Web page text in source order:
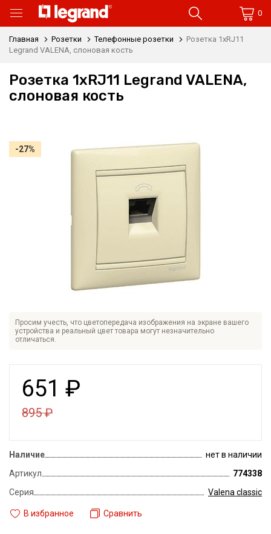
0
Главная Розетки Телефонные розетки
Розетка 1xRJ11
Legrand VALENA, слоновая кость
Розетка 1xRJ11 Legrand VALENA,
слоновая кость
Просим учесть, что цветопередача изображения на экране вашего
устройства и реальный цвет товара могут незначительно
отличаться.
-27%
651 ₽
895₽
Наличие
нет в наличии
Артикул
774338
Серия
Valena classic
В избранное Сравнить